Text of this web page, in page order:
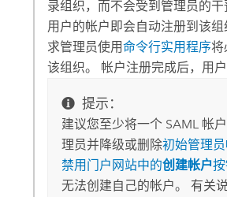
录组织，而不会受到管理员的干
用户的帐户即会自动注册到该
求管理员使用命令行实用程序将
该组织。 帐户注册完成后，用户
提示：
建议您至少将一个 SAML 帐
理员并降级或删除初始管理
禁用门户网站中的创建帐户
无法创建自己的帐户。 有关